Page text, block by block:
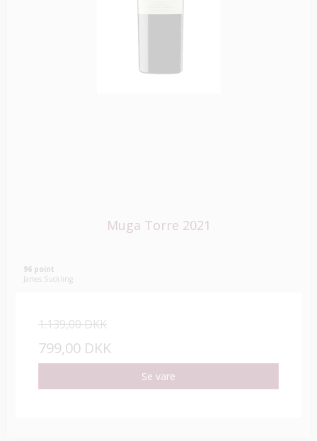
Muga Torre 2021
96 point
James Suckling
1.139,00 DKK
799,00 DKK
Se vare